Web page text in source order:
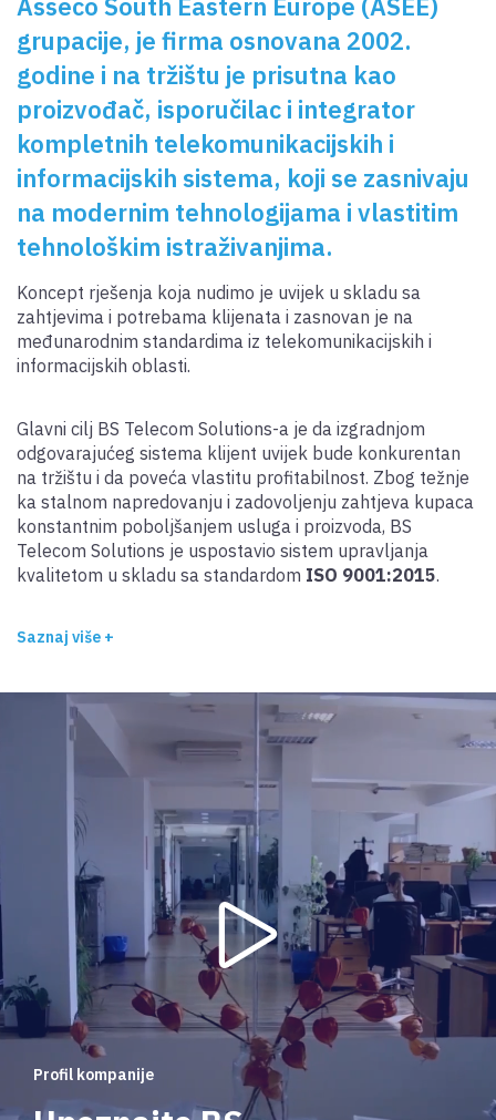
grupacije, je firma osnovana 2002.
godine i na tržištu je prisutna kao
proizvođač, isporučilac i integrator
kompletnih telekomunikacijskih i
informacijskih sistema, koji se zasnivaju
na modernim tehnologijama i vlastitim
tehnološkim istraživanjima.
Koncept rješenja koja nudimo je uvijek u skladu sa
zahtjevima i potrebama klijenata i zasnovan je na
međunarodnim standardima iz telekomunikacijskih i
informacijskih oblasti.
Glavni cilj BS Telecom Solutions-a je da izgradnjom
odgovarajućeg sistema klijent uvijek bude konkurentan
na tržištu i da poveća vlastitu profitabilnost. Zbog težnje
ka stalnom napredovanju i zadovoljenju zahtjeva kupaca
konstantnim poboljšanjem usluga i proizvoda, BS
Telecom Solutions je uspostavio sistem upravljanja
kvalitetom u skladu sa standardom ISO 9001:2015.
Saznaj više +
Profil kompanije